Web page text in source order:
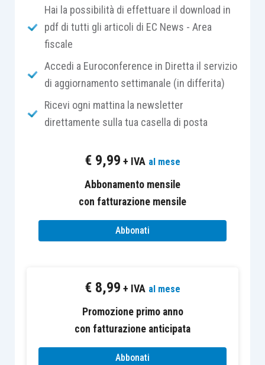
sesta Sezione della Cassazione (la c.d. sezione
“filtro”) che in una serie di ordinanze del 2015
in unasentenza del 2016
l’esistenza di unanuova imposta alla quale
sarebbero assoggettati tutti i vincoli di
compresi.
Sezione è che ilcomma 47 dell’articolo 2 del
decreto legge 262/2006non si sarebbe limitato a
re-introdurre nel nostro ordinamento l’imposta di
successione e donazione, ma avrebbe
“concepito” una nuova imposta, l’
attribuzioni liberali, altrimenti gratuite e
necessiterebbe del trasferimento e quindi
Hai la possibilità di effettuare il download in
pdf di tutti gli articoli di EC News - Area
fiscale
Accedi a Euroconference in Diretta il servizio
di aggiornamento settimanale (in differita)
Ricevi ogni mattina la newsletter
direttamente sulla tua casella di posta
€ 9,99 + IVA al mese
Abbonamento mensile
con fatturazione mensile
Abbonati
€ 8,99 + IVA al mese
Promozione primo anno
con fatturazione anticipata
Abbonati